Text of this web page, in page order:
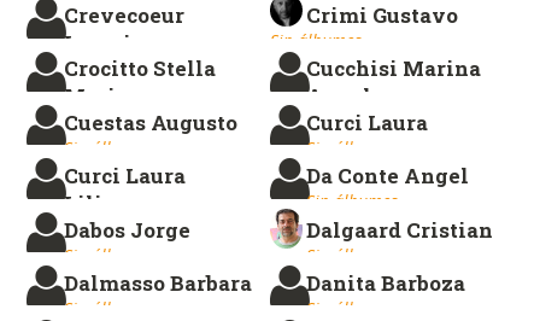
Crevecoeur
Ignacio
Sin álbumes.
Crimi Gustavo
Sin álbumes.
Crocitto Stella
Maris
Sin álbumes.
Cucchisi Marina
Angela
Sin álbumes.
Cuestas Augusto
Sin álbumes.
Curci Laura
Sin álbumes.
Curci Laura
Liliana
Sin álbumes.
Da Conte Angel
Sin álbumes.
Dabos Jorge
Sin álbumes.
Dalgaard Cristian
Sin álbumes.
Dalmasso Barbara
Sin álbumes.
Danita Barboza
Sin álbumes.